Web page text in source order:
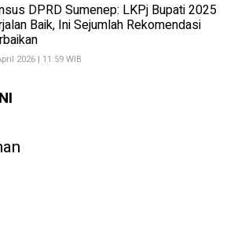
DPRD Sumenep: LKPj Bupati 2025
Baik, Ini Sejumlah Rekomendasi
2026 | 11:59 WIB